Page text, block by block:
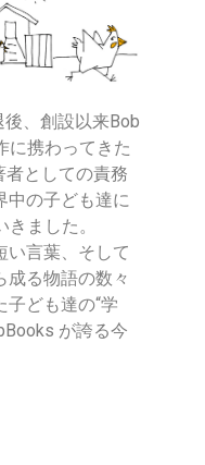
、創設以来Bob
に携わってきた
者としての責務
中の子ども達に
ました。
言葉、そして
成る物語の数々
ども達の“学
が誇る今